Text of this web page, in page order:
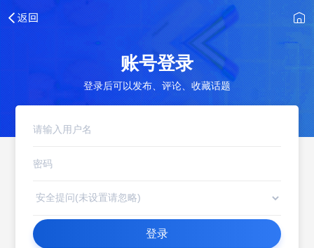
账号登录
登录后可以发布、评论、收藏话题
登录